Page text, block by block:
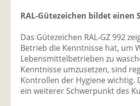
RAL-Gütezeichen bildet einen
Das Gütezeichen RAL-GZ 992
Betrieb die Kenntnisse hat, um
Lebensmittelbetrieben zu
Kenntnisse umzusetzen, sind
Kontrollen der Hygiene wichtig.
ein weiterer Schwerpunkt des